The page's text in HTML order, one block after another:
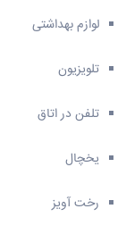
لوازم بهداشتی
تلویزیون
تلفن در اتاق
یخچال
رخت آویز